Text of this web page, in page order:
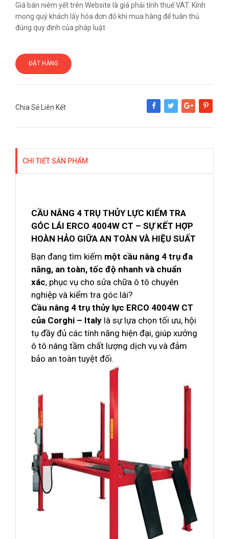
Giá bán niêm yết trên Website là giá phải tính thuế VAT. Kính
mong quý khách lấy hóa đơn đỏ khi mua hàng để tuân thủ
đúng quy định của pháp luật
ĐẶT HÀNG
Chia Sẻ Liên Kết
Share Tweet Google+Pinterest
CHI TIẾT SẢN PHẨM
CẦU NÂNG 4 TRỤ THỦY LỰC KIỂM TRA
GÓC LÁI ERCO 4004W CT – SỰ KẾT HỢP
HOÀN HẢO GIỮA AN TOÀN VÀ HIỆU SUẤT
Bạn đang tìm kiếm một cầu nâng 4 trụ đa
năng, an toàn, tốc độ nhanh và chuẩn
xác, phục vụ cho sửa chữa ô tô chuyên
nghiệp và kiểm tra góc lái?
Cầu nâng 4 trụ thủy lực ERCO 4004W CT
của Corghi – Italy là sự lựa chọn tối ưu, hội
tụ đầy đủ các tính năng hiện đại, giúp xưởng
ô tô nâng tầm chất lượng dịch vụ và đảm
bảo an toàn tuyệt đối.